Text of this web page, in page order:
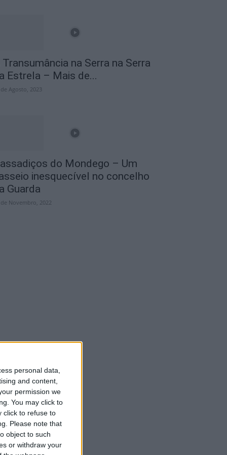
personal data,
and content,
permission we
You may click to
click to refuse to
Please note that
object to such
or withdraw your
Transumância na Serra na Serra
Estrela – Mais de...
Agosto, 2023
do Mondego – Um
inesquecível no concelho
Guarda
de Novembro, 2022